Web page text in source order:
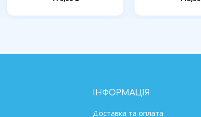
ІНФОРМАЦІЯ
Доставка та оплата